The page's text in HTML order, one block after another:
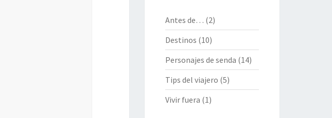
Antes de… (2)
Destinos (10)
Personajes de senda (14)
Tips del viajero (5)
Vivir fuera (1)